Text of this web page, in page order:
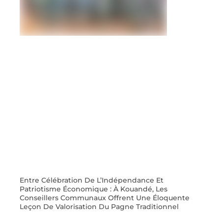
Entre Célébration De L’Indépendance Et
Patriotisme Économique : À Kouandé, Les
Conseillers Communaux Offrent Une Éloquente
Leçon De Valorisation Du Pagne Traditionnel